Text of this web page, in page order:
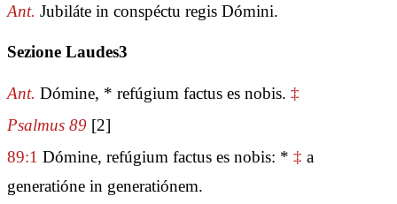
Ant. Jubiláte in conspéctu regis Dómini.
Sezione Laudes3
Ant. Dómine, * refúgium factus es nobis. ‡
Psalmus 89 [2]
89:1 Dómine, refúgium factus es nobis: * ‡ a
generatióne in generatiónem.